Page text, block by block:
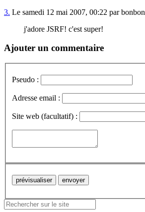
3. Le samedi 12 mai 2007, 00:22 par bonbon
j'adore JSRF! c'est super!
Ajouter un commentaire
Pseudo :
Adresse email :
Site web (facultatif) :